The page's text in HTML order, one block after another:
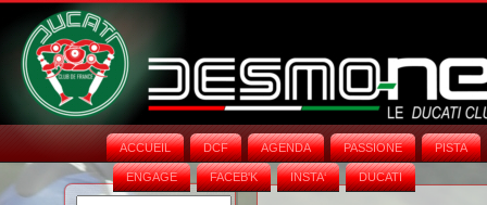
ACCUEIL DCF AGENDA PASSIONE PISTA
ENGAGE FACEB'K INSTA‘ DUCATI